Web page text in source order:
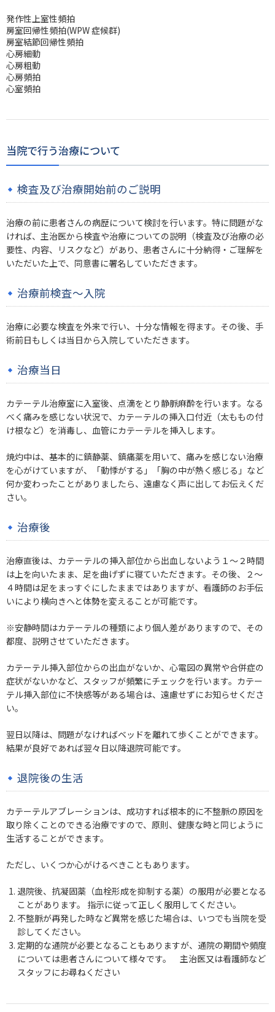
発作性上室性頻拍
房室回帰性頻拍(WPW 症候群)
房室結節回帰性頻拍
心房細動
心房粗動
心房頻拍
心室頻拍
当院で行う治療について
検査及び治療開始前のご説明
治療の前に患者さんの病歴について検討を行います。特に問題がな
ければ、主治医から検査や治療についての説明（検査及び治療の必
要性、内容、リスクなど）があり、患者さんに十分納得・ご理解を
いただいた上で、同意書に署名していただきます。
治療前検査～入院
治療に必要な検査を外来で行い、十分な情報を得ます。その後、手
術前日もしくは当日から入院していただきます。
治療当日
カテーテル治療室に入室後、点滴をとり静脈麻酔を行います。なる
べく痛みを感じない状況で、カテーテルの挿入口付近（太ももの付
け根など）を消毒し、血管にカテーテルを挿入します。
焼灼中は、基本的に鎮静薬、鎮痛薬を用いて、痛みを感じない治療
を心がけていますが、「動悸がする」「胸の中が熱く感じる」など
何か変わったことがありましたら、遠慮なく声に出してお伝えくだ
さい。
治療後
治療直後は、カテーテルの挿入部位から出血しないよう１～２時間
は上を向いたまま、足を曲げずに寝ていただきます。その後、２～
４時間は足をまっすぐにしたままではありますが、看護師のお手伝
いにより横向きへと体勢を変えることが可能です。
※安静時間はカテーテルの種類により個人差がありますので、その
都度、説明させていただきます。
カテーテル挿入部位からの出血がないか、心電図の異常や合併症の
症状がないかなど、スタッフが頻繁にチェックを行います。カテー
テル挿入部位に不快感等がある場合は、遠慮せずにお知らせくださ
い。
翌日以降は、問題がなければベッドを離れて歩くことができます。
結果が良好であれば翌々日以降退院可能です。
退院後の生活
カテーテルアブレーションは、成功すれば根本的に不整脈の原因を
取り除くことのできる治療ですので、原則、健康な時と同じように
生活することができます。
ただし、いくつか心がけるべきこともあります。
退院後、抗凝固薬（血栓形成を抑制する薬）の服用が必要となる
ことがあります。 指示に従って正しく服用してください。
不整脈が再発した時など異常を感じた場合は、いつでも当院を受
診してください。
定期的な通院が必要となることもありますが、通院の期間や頻度
については患者さんについて様々です。 主治医又は看護師など
スタッフにお尋ねください